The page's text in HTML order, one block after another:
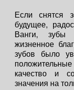
Если снятся
будущее,
Ванги, зубы
жизненное
зубов было
качество и
значения на